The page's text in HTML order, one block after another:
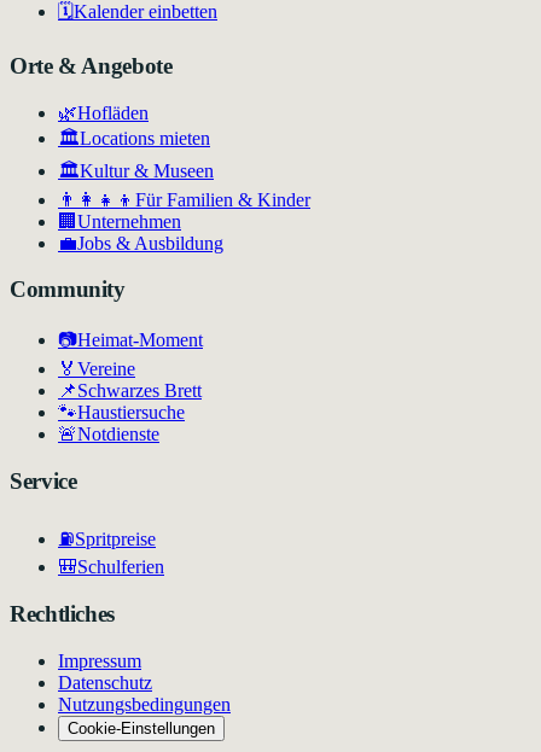
🗓️Kalender einbetten
Orte & Angebote
🌿Hofläden
🏛️Locations mieten
🏛Kultur & Museen
👨‍👩‍👧‍👦 Für Familien & Kinder
🏢 Unternehmen
💼Jobs & Ausbildung
Community
📷Heimat-Moment
🏅 Vereine
📌Schwarzes Brett
🐾Haustiersuche
🚨Notdienste
Service
⛽Spritpreise
🎒Schulferien
Rechtliches
Impressum
Datenschutz
Nutzungsbedingungen
Cookie-Einstellungen